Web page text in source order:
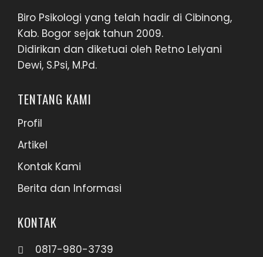
Biro Psikologi yang telah hadir di Cibinong,
Kab. Bogor sejak tahun 2009.
Didirikan dan diketuai oleh Retno Lelyani
Dewi, S.Psi, M.Pd.
TENTANG KAMI
Profil
Artikel
Kontak Kami
Berita dan Informasi
KONTAK
0817-980-3739